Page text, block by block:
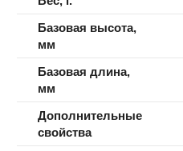
Базовая высота,
мм
Базовая длина,
мм
Дополнительные
свойства